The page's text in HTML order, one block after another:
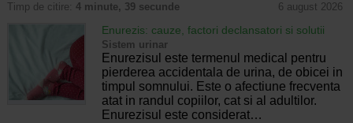
Timp de citire: 4 minute, 39 secunde 6 august 2026
Enurezis: cauze, factori declansatori si solutii
Sistem urinar
Enurezisul este termenul medical pentru
pierderea accidentala de urina, de obicei in
timpul somnului. Este o afectiune frecventa
atat in randul copiilor, cat si al adultilor.
Enurezisul este considerat…